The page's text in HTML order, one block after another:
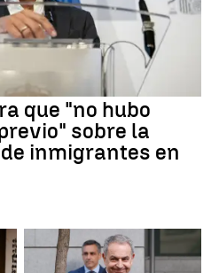
que "no hubo
sobre la
inmigrantes en